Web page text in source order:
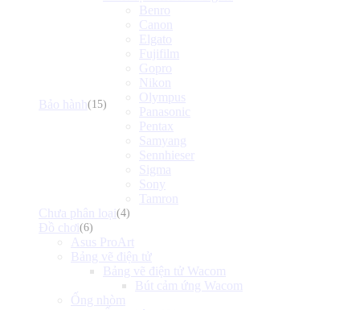
Bảo hành (15)
Benro
Canon
Elgato
Fujifilm
Gopro
Nikon
Olympus
Panasonic
Pentax
Samyang
Sennhieser
Sigma
Sony
Tamron
Chưa phân loại (4)
Đồ chơi (6)
Asus ProArt
Bảng vẽ điện tử
Bảng vẽ điện tử Wacom
Bút cảm ứng Wacom
Ống nhòm